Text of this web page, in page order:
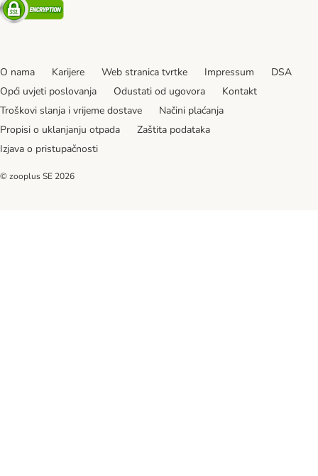
O nama Karijere Web stranica tvrtke Impressum
DSA
Opći uvjeti poslovanja
Odustati od ugovora
Kontakt
Troškovi slanja i vrijeme dostave
Načini plaćanja
Propisi o uklanjanju otpada
Zaštita podataka
Izjava o pristupačnosti
© zooplus SE 2026